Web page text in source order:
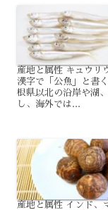
産地と属性 キュウリ
漢字で「公魚」と書
根県以北の沿岸や湖
し、海外では...
産地と属性 インド、